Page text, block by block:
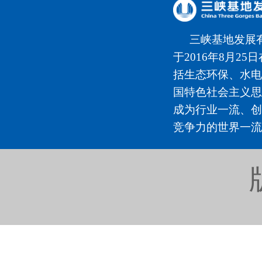
三峡基地发展
于2016年8月25
括生态环保、水
国特色社会主义
成为行业一流、
竞争力的世界一